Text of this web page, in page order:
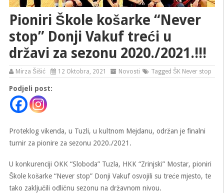
Pioniri Škole košarke “Never
stop” Donji Vakuf treći u
državi za sezonu 2020./2021.!!!
Mirza Šišić 12 Oktobra, 2021 Novosti Tagged ŠK Never stop
Podjeli post:
Proteklog vikenda, u Tuzli, u kultnom Mejdanu, održan je finalni
turnir za pionire za sezonu 2020./2021.
U konkurenciji OKK “Sloboda” Tuzla, HKK “Zrinjski” Mostar, pioniri
Škole košarke “Never stop” Donji Vakuf osvojili su treće mjesto, te
tako zaključili odličnu sezonu na državnom nivou.